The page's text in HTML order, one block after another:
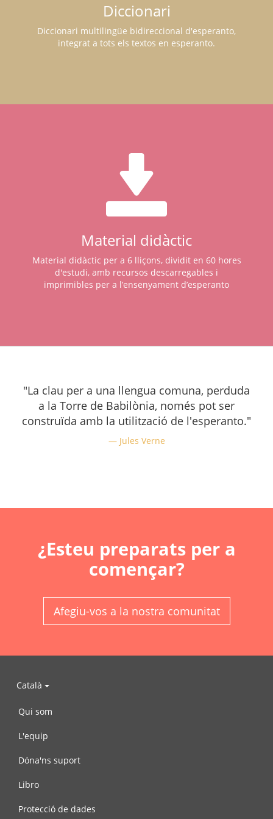
Diccionari
Diccionari multilingüe bidireccional d'esperanto,
integrat a tots els textos en esperanto.
Material didàctic
Material didàctic per a 6 lliçons, dividit en 60 hores
d'estudi, amb recursos descarregables i
imprimibles per a l’ensenyament d’esperanto
"La clau per a una llengua comuna, perduda
a la Torre de Babilònia, només pot ser
construïda amb la utilització de l'esperanto."
Jules Verne
¿Esteu preparats per a
començar?
Afegiu-vos a la nostra comunitat
Català
Qui som
L'equip
Dóna'ns suport
Libro
Protecció de dades